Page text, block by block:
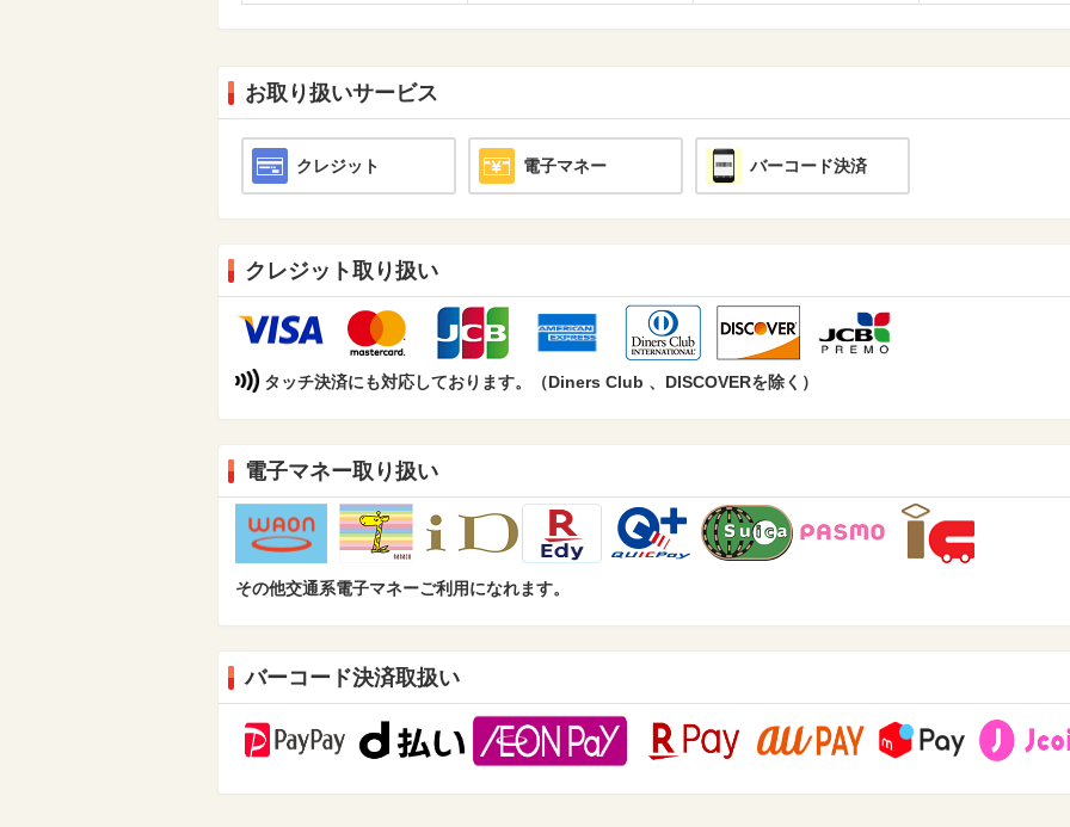
お取り扱いサービス
クレジット 電子マネー バーコード決済
クレジット取り扱い
タッチ決済にも対応しております。（Diners Club 、DISCOVERを除く）
電子マネー取り扱い
その他交通系電子マネーご利用になれます。
バーコード決済取扱い